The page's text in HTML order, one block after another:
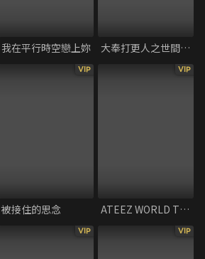
我在平行時空戀上妳 大奉打更人之世間無我這般人
VIP
被接住的思念
VIP
ATEEZ WORLD TOUR [TOWARDS THE LIGHT：WILL TO POWER] IN CINEMAS
VIP VIP